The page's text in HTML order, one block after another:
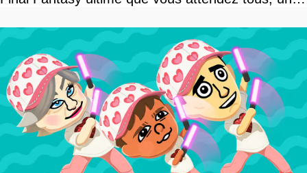
Notre interview exclusive